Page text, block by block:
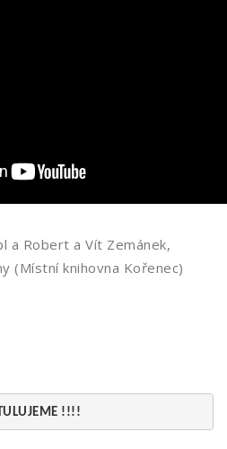
Robert a Vít Zemánek,
(Místní knihovna Kořenec)
!!!!